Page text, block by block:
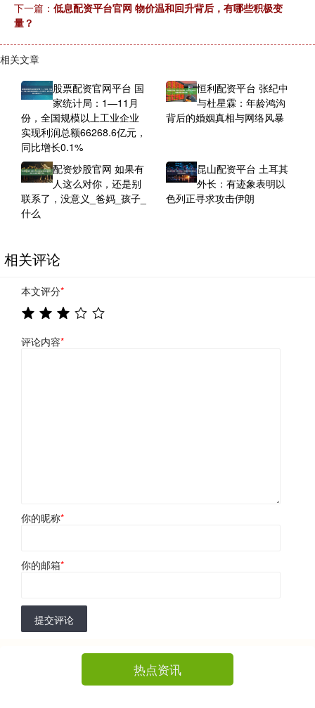
下一篇： 低息配资平台官网 物价温和回升背后，有哪些积极变
量？
相关文章
股票配资官网平台 国
家统计局：1—11月
份，全国规模以上工业企业
实现利润总额66268.6亿元，
同比增长0.1%
恒利配资平台 张纪中
与杜星霖：年龄鸿沟
背后的婚姻真相与网络风暴
配资炒股官网 如果有
人这么对你，还是别
联系了，没意义_爸妈_孩子_
什么
昆山配资平台 土耳其
外长：有迹象表明以
色列正寻求攻击伊朗
相关评论
本文评分*
评论内容*
你的昵称*
你的邮箱*
提交评论
热点资讯